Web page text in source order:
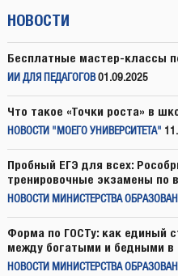
НОВОСТИ
Бесплатные мастер-классы
ИИ ДЛЯ ПЕДАГОГОВ 01.09.2025
Что такое «Точки роста» в
НОВОСТИ "МОЕГО УНИВЕРСИТЕТА"
Пробный ЕГЭ для всех:
тренировочные экзамены по
НОВОСТИ МИНИСТЕРСТВА
Форма по ГОСТу: как единый
между богатыми и бедными в
НОВОСТИ МИНИСТЕРСТВА